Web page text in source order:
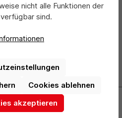
und Sie werden stets als Erster
Anmeldung
nicht alle Funktionen der
sind.
Cookies ablehnen
akzeptieren